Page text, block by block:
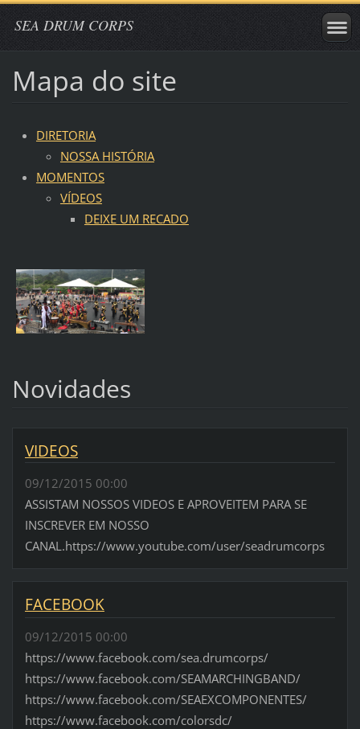
SEA DRUM CORPS
Mapa do site
DIRETORIA
NOSSA HISTÓRIA
MOMENTOS
VÍDEOS
DEIXE UM RECADO
Novidades
VIDEOS
09/12/2015 00:00
ASSISTAM NOSSOS VIDEOS E APROVEITEM PARA SE
INSCREVER EM NOSSO
CANAL.https://www.youtube.com/user/seadrumcorps
FACEBOOK
09/12/2015 00:00
https://www.facebook.com/sea.drumcorps/
https://www.facebook.com/SEAMARCHINGBAND/
https://www.facebook.com/SEAEXCOMPONENTES/
https://www.facebook.com/colorsdc/